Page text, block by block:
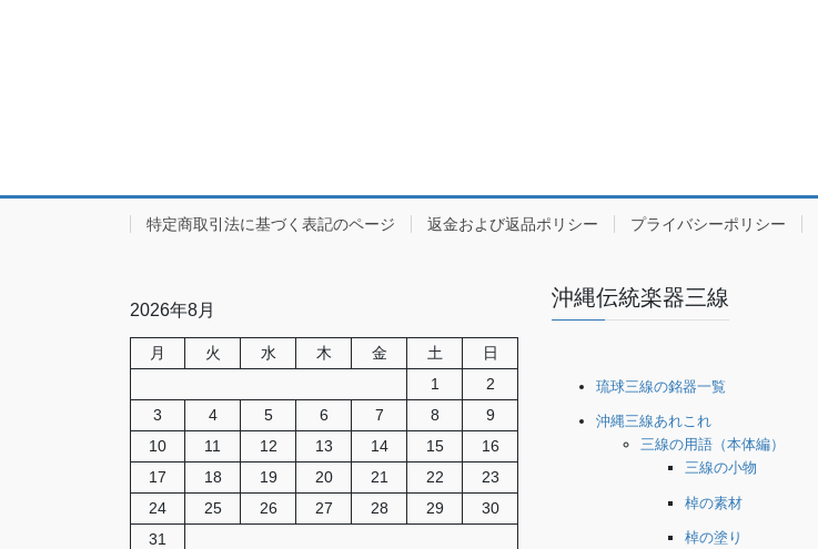
特定商取引法に基づく表記のページ 返金および返品ポリシー プライバシーポリシー
2026年8月
月 火 水 木 金 土
日
1
2
3
4 5 6 7 8
9
10
11 12 13 14 15
16
17
18 19 20 21 22
23
24
25 26 27 28 29
30
31
沖縄伝統楽器三線
琉球三線の銘器一覧
沖縄三線あれこれ
三線の用語（本体編）
三線の小物
棹の素材
棹の塗り